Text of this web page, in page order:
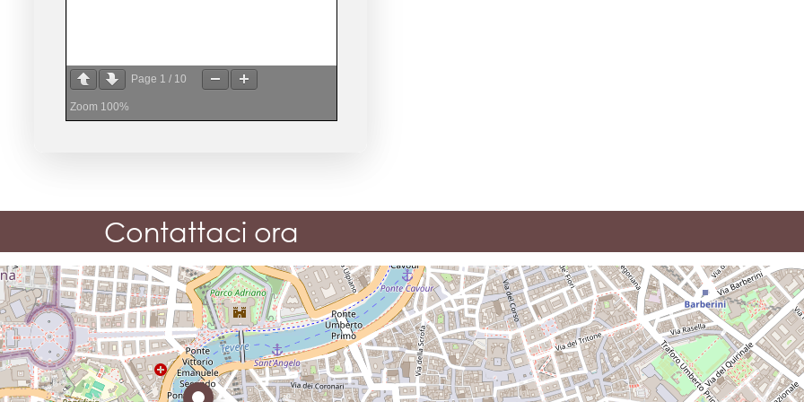
Page 1 / 10
Zoom 100%
Contattaci ora